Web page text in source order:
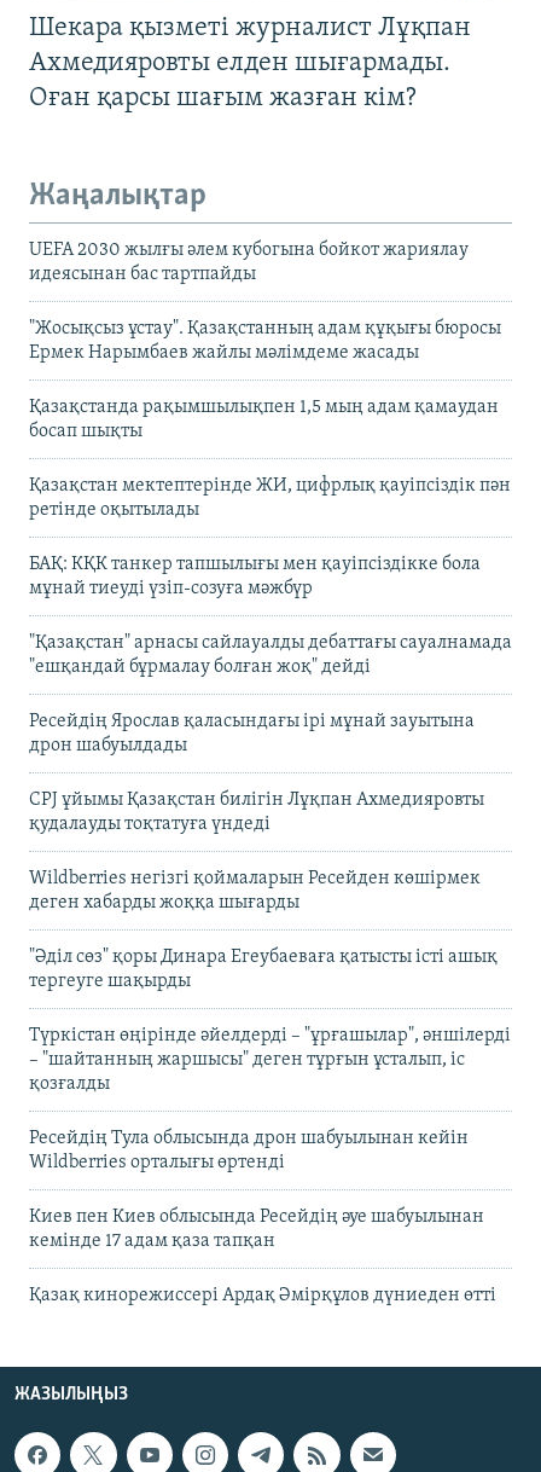
Шекара қызметі журналист Лұқпан
Ахмедияровты елден шығармады.
Оған қарсы шағым жазған кім?
Жаңалықтар
UEFA 2030 жылғы әлем кубогына бойкот жариялау
идеясынан бас тартпайды
"Жосықсыз ұстау". Қазақстанның адам құқығы бюросы
Ермек Нарымбаев жайлы мәлімдеме жасады
Қазақстанда рақымшылықпен 1,5 мың адам қамаудан
босап шықты
Қазақстан мектептерінде ЖИ, цифрлық қауіпсіздік пән
ретінде оқытылады
БАҚ: КҚК танкер тапшылығы мен қауіпсіздікке бола
мұнай тиеуді үзіп-созуға мәжбүр
"Қазақстан" арнасы сайлауалды дебаттағы сауалнамада
"ешқандай бұрмалау болған жоқ" дейді
Ресейдің Ярослав қаласындағы ірі мұнай зауытына
дрон шабуылдады
CPJ ұйымы Қазақстан билігін Лұқпан Ахмедияровты
қудалауды тоқтатуға үндеді
Wildberries негізгі қоймаларын Ресейден көшірмек
деген хабарды жоққа шығарды
"Әділ сөз" қоры Динара Егеубаеваға қатысты істі ашық
тергеуге шақырды
Түркістан өңірінде әйелдерді – "ұрғашылар", әншілерді
– "шайтанның жаршысы" деген тұрғын ұсталып, іс
қозғалды
Ресейдің Тула облысында дрон шабуылынан кейін
Wildberries орталығы өртенді
Киев пен Киев облысында Ресейдің әуе шабуылынан
кемінде 17 адам қаза тапқан
Қазақ кинорежиссері Ардақ Әмірқұлов дүниеден өтті
ЖАЗЫЛЫҢЫЗ